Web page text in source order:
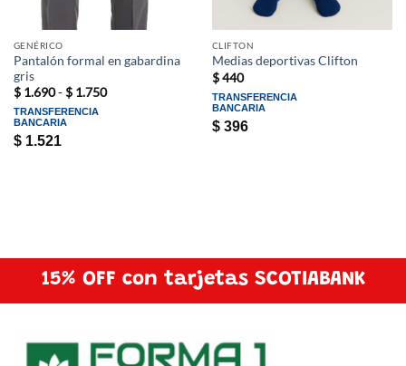
GENÉRICO
Pantalón formal en gabardina
gris
$1.690 - $1.750Rango
TRANSFERENCIA
BANCARIA
$1.521
CLIFTON
Medias deportivas Clifton
$440
TRANSFERENCIA
BANCARIA
$396
15% OFF con tarjetas SCOTIABANK